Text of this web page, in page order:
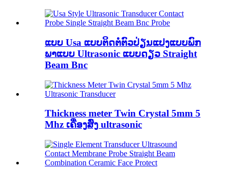
ແບບ Usa ແບບຕິດຕໍ່ຕົວປ່ຽນແປງແບບພົກ
ພາແບບ Ultrasonic ແບບດຽວ Straight
Beam Bnc
Thickness meter Twin Crystal 5mm 5
Mhz ເຄື່ອງສົ່ງ ultrasonic